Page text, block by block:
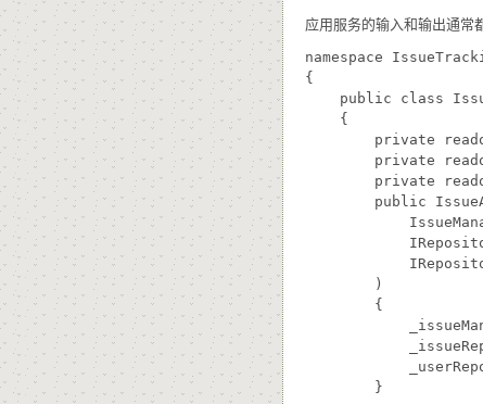
应用服务的输入和输出通常
namespace
{
public class
    {
private
private
private
public
        )
        {
        }